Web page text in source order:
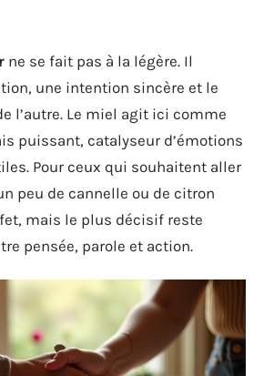
ne se fait pas à la légère. Il
une intention sincère et le
l’autre. Le miel agit ici comme
puissant, catalyseur d’émotions
Pour ceux qui souhaitent aller
peu de cannelle ou de citron
mais le plus décisif reste
pensée, parole et action.